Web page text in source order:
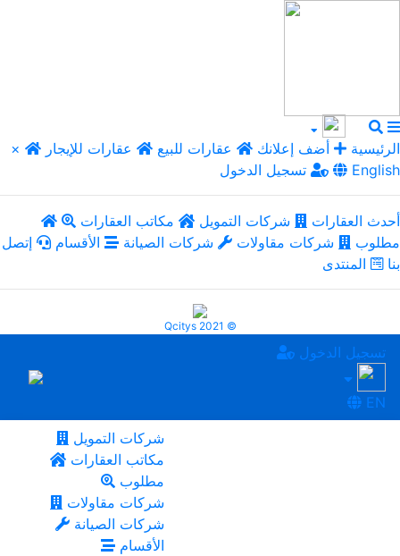
× الرئيسية أضف إعلانك عقارات للبيع
عقارات للإيجار
تسجيل الدخول
English
أحدث العقارات شركات التمويل
مكاتب العقارات
مطلوب
شركات مقاولات شركات الصيانة الأقسام
إتصل
بنا
المنتدى
Qcitys 2021 ©
تسجيل الدخول
EN
شركات التمويل
مكاتب العقارات
مطلوب
شركات مقاولات
شركات الصيانة
الأقسام